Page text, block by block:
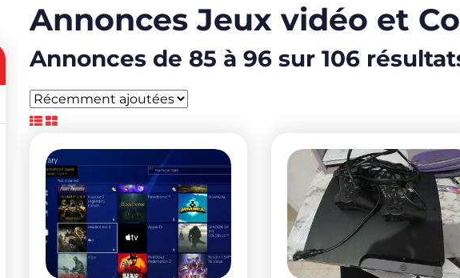
Annonces Jeux vidéo et
Annonces de 85 à 96 sur 106